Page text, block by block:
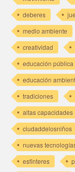
deberes
medio ambiente
creatividad
educación pública
educación
tradiciones
altas capacidades
ciudaddelosniños
nuevas
esfinteres